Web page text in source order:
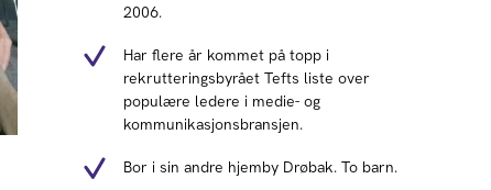
2006.
Har flere år kommet på topp i
rekrutteringsbyrået Tefts liste over
populære ledere i medie- og
kommunikasjonsbransjen.
Bor i sin andre hjemby Drøbak. To barn.